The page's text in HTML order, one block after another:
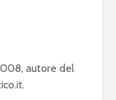
autore del